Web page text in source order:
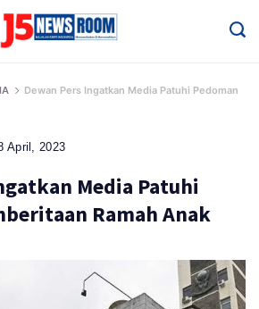
Dewan Pers Ingatkan Media Patuhi Pedoman
April, 2023
Media Patuhi
Ramah Anak